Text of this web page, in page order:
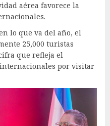
aérea favorece la
lo que va del año, el
25,000 turistas
que refleja el
por visitar